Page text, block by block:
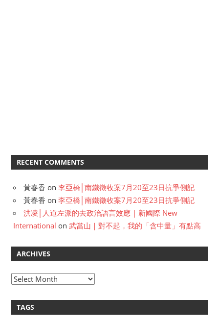
RECENT COMMENTS
黃春香 on 李亞橋│南鐵徵收案7月20至23日抗爭側記
黃春香 on 李亞橋│南鐵徵收案7月20至23日抗爭側記
洪凌│人道左派的去政治語言效應 | 新國際 New
International on 武當山｜對不起，我的「含中量」有點高
ARCHIVES
A
h
TAGS